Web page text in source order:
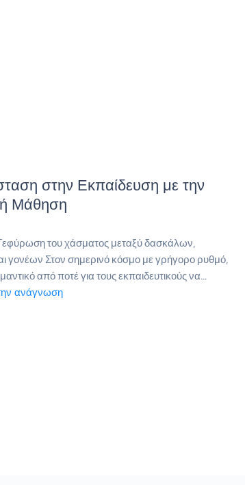
στην Εκπαίδευση με την
Μάθηση
του χάσματος μεταξύ δασκάλων,
γονέων Στον σημερινό κόσμο με γρήγορο ρυθμό,
από ποτέ για τους εκπαιδευτικούς να…
ανάγνωση